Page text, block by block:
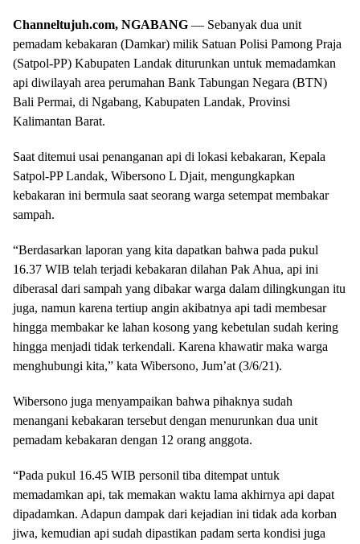
Channeltujuh.com, NGABANG — Sebanyak dua unit
pemadam kebakaran (Damkar) milik Satuan Polisi Pamong Praja
(Satpol-PP) Kabupaten Landak diturunkan untuk memadamkan
api diwilayah area perumahan Bank Tabungan Negara (BTN)
Bali Permai, di Ngabang, Kabupaten Landak, Provinsi
Kalimantan Barat.
Saat ditemui usai penanganan api di lokasi kebakaran, Kepala
Satpol-PP Landak, Wibersono L Djait, mengungkapkan
kebakaran ini bermula saat seorang warga setempat membakar
sampah.
“Berdasarkan laporan yang kita dapatkan bahwa pada pukul
16.37 WIB telah terjadi kebakaran dilahan Pak Ahua, api ini
diberasal dari sampah yang dibakar warga dalam dilingkungan itu
juga, namun karena tertiup angin akibatnya api tadi membesar
hingga membakar ke lahan kosong yang kebetulan sudah kering
hingga menjadi tidak terkendali. Karena khawatir maka warga
menghubungi kita,” kata Wibersono, Jum’at (3/6/21).
Wibersono juga menyampaikan bahwa pihaknya sudah
menangani kebakaran tersebut dengan menurunkan dua unit
pemadam kebakaran dengan 12 orang anggota.
“Pada pukul 16.45 WIB personil tiba ditempat untuk
memadamkan api, tak memakan waktu lama akhirnya api dapat
dipadamkan. Adapun dampak dari kejadian ini tidak ada korban
jiwa, kemudian api sudah dipastikan padam serta kondisi juga